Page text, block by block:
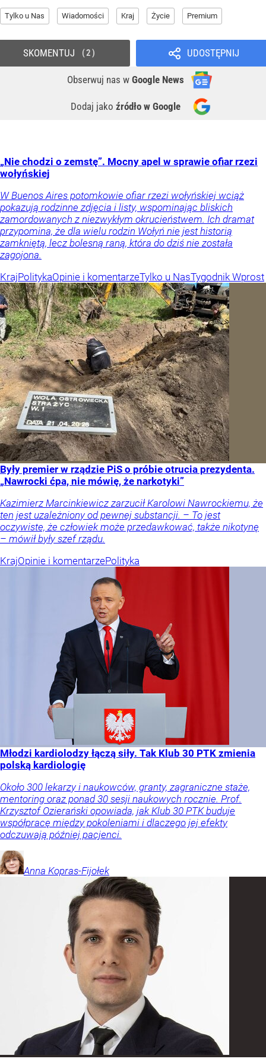
Tylko u Nas Wiadomości Kraj Życie Premium
UDOSTĘPNIJ
Obserwuj nas w Google News
Dodaj jako źródło w Google
SKOMENTUJ 2
„Nie chodzi o zemstę”. Mocny apel w sprawie ofiar rzezi
wołyńskiej
W Buenos Aires potomkowie ofiar rzezi wołyńskiej wciąż
pokazują rodzinne zdjęcia i listy, wspominając bliskich
zamordowanych z niezwykłym okrucieństwem. Ich dramat
przypomina, że dla wielu rodzin Wołyń nie jest historią
zamkniętą, lecz bolesną raną, która do dziś nie została
zagojona.
KrajPolitykaOpinie i komentarzeTylko u NasTygodnik Wprost
Były premier w rządzie PiS o próbie otrucia prezydenta.
„Nawrocki ćpa, nie mówię, że narkotyki”
Kazimierz Marcinkiewicz zarzucił Karolowi Nawrockiemu, że
ten jest uzależniony od pewnej substancji. – To jest
oczywiste, że człowiek może przedawkować, także nikotynę
– mówił były szef rządu.
KrajOpinie i komentarzePolityka
Młodzi kardiolodzy łączą siły. Tak Klub 30 PTK zmienia
polską kardiologię
Około 300 lekarzy i naukowców, granty, zagraniczne staże,
mentoring oraz ponad 30 sesji naukowych rocznie. Prof.
Krzysztof Ozierański opowiada, jak Klub 30 PTK buduje
współpracę między pokoleniami i dlaczego jej efekty
odczuwają później pacjenci.
Anna Kopras-Fijołek